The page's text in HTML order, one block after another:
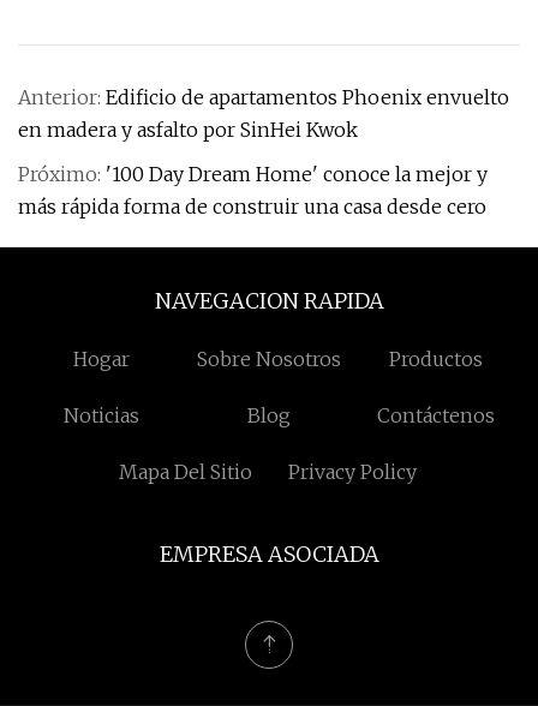
Anterior: Edificio de apartamentos Phoenix envuelto
en madera y asfalto por SinHei Kwok
Próximo: '100 Day Dream Home' conoce la mejor y
más rápida forma de construir una casa desde cero
NAVEGACION RAPIDA
Hogar Sobre Nosotros Productos
Noticias Blog Contáctenos
Mapa Del Sitio Privacy Policy
EMPRESA ASOCIADA